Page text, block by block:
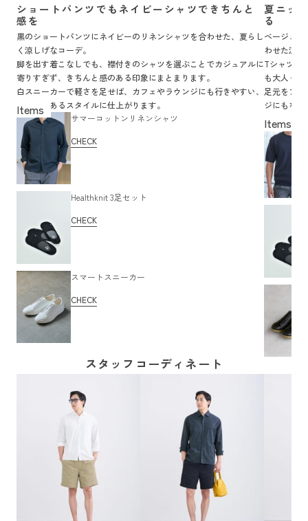
ショートパンツでもネイビーシャツできちんと
感を
黒のショートパンツにネイビーのリネンシャツを合わせた、夏らし
く涼しげなコーデ。
脚を出す着こなしでも、襟付きのシャツを選ぶことでカジュアルに
寄りすぎず、きちんと感のある印象にまとまります。
白スニーカーで軽さを足せば、カフェやラウンジにも行きやすい、
清潔感のあるスタイルに仕上がります。
サマーコットンリネンシャツ
CHECK
Healthknit 3足セット
CHECK
スマートスニーカー
CHECK
夏ニッ
る
ベージュ
わせた涼
Tシャツよ
も大人っ
足元をブ
ジにもな
す。
スタッフコーディネート